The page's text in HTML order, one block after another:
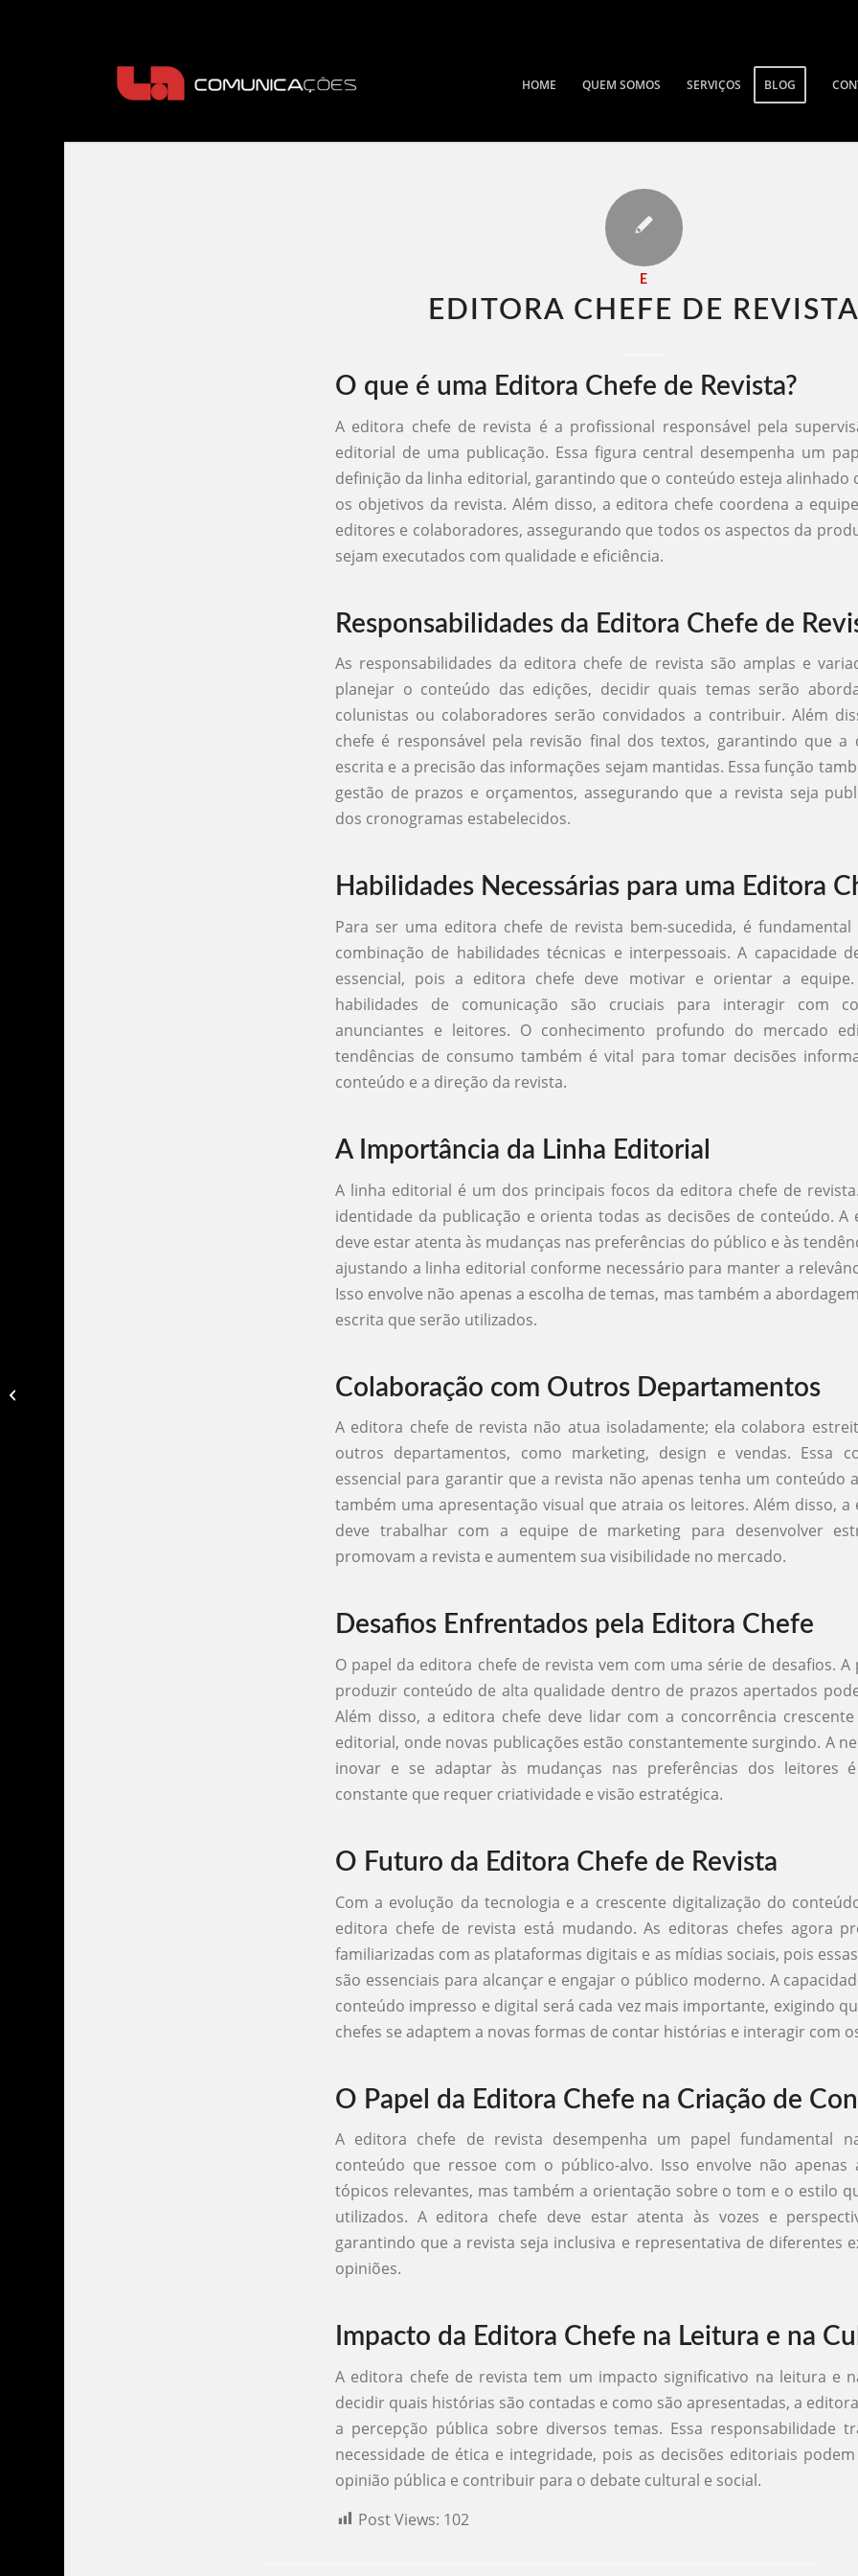
HOME QUEM SOMOS SERVIÇOS BLOG
E
EDITORA CHEFE DE REVISTA​
O que é uma Editora Chefe de Revista?
A editora chefe de revista é a profissional responsável pela
editorial de uma publicação. Essa figura central desempenha um
definição da linha editorial, garantindo que o conteúdo esteja alinhado
os objetivos da revista. Além disso, a editora chefe coordena a
editores e colaboradores, assegurando que todos os aspectos da
sejam executados com qualidade e eficiência.
Responsabilidades da Editora Chefe de
As responsabilidades da editora chefe de revista são amplas e
planejar o conteúdo das edições, decidir quais temas serão
colunistas ou colaboradores serão convidados a contribuir. Além
chefe é responsável pela revisão final dos textos, garantindo que a
escrita e a precisão das informações sejam mantidas. Essa função
gestão de prazos e orçamentos, assegurando que a revista seja
dos cronogramas estabelecidos.
Habilidades Necessárias para uma Editora
Para ser uma editora chefe de revista bem-sucedida, é
combinação de habilidades técnicas e interpessoais. A capacidade
essencial, pois a editora chefe deve motivar e orientar a equipe.
habilidades de comunicação são cruciais para interagir com
anunciantes e leitores. O conhecimento profundo do mercado
tendências de consumo também é vital para tomar decisões
conteúdo e a direção da revista.
A Importância da Linha Editorial
A linha editorial é um dos principais focos da editora chefe de
identidade da publicação e orienta todas as decisões de conteúdo. A
deve estar atenta às mudanças nas preferências do público e às
ajustando a linha editorial conforme necessário para manter a
Isso envolve não apenas a escolha de temas, mas também a
escrita que serão utilizados.
Colaboração com Outros Departamentos
A editora chefe de revista não atua isoladamente; ela colabora
outros departamentos, como marketing, design e vendas. Essa
essencial para garantir que a revista não apenas tenha um conteúdo
também uma apresentação visual que atraia os leitores. Além disso, a
deve trabalhar com a equipe de marketing para desenvolver
promovam a revista e aumentem sua visibilidade no mercado.
Desafios Enfrentados pela Editora Chefe
O papel da editora chefe de revista vem com uma série de desafios. A
produzir conteúdo de alta qualidade dentro de prazos apertados
Além disso, a editora chefe deve lidar com a concorrência
editorial, onde novas publicações estão constantemente surgindo. A
inovar e se adaptar às mudanças nas preferências dos leitores
constante que requer criatividade e visão estratégica.
O Futuro da Editora Chefe de Revista
Com a evolução da tecnologia e a crescente digitalização do
editora chefe de revista está mudando. As editoras chefes agora
familiarizadas com as plataformas digitais e as mídias sociais, pois
são essenciais para alcançar e engajar o público moderno. A
conteúdo impresso e digital será cada vez mais importante, exigindo
chefes se adaptem a novas formas de contar histórias e interagir com
O Papel da Editora Chefe na Criação de
A editora chefe de revista desempenha um papel fundamental
conteúdo que ressoe com o público-alvo. Isso envolve não apenas
tópicos relevantes, mas também a orientação sobre o tom e o estilo
utilizados. A editora chefe deve estar atenta às vozes e
garantindo que a revista seja inclusiva e representativa de diferentes
opiniões.
Impacto da Editora Chefe na Leitura e na
A editora chefe de revista tem um impacto significativo na leitura e
decidir quais histórias são contadas e como são apresentadas, a
a percepção pública sobre diversos temas. Essa responsabilidade
necessidade de ética e integridade, pois as decisões editoriais
opinião pública e contribuir para o debate cultural e social.
Post Views: 102